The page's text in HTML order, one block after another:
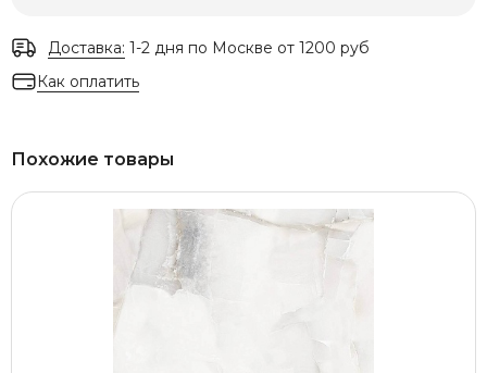
Доставка: 1-2 дня по Москве от 1200 руб
Как оплатить
Похожие товары